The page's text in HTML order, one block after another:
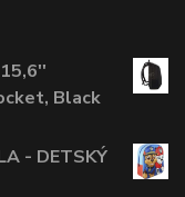
Black
- DETSKÝ